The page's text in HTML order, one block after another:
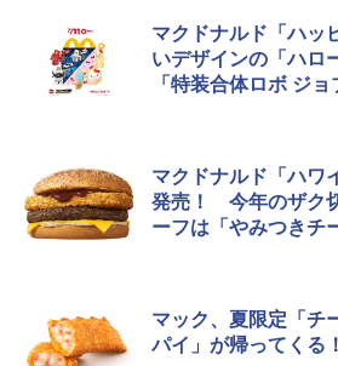
マクドナルド「ハッ
いデザインの「ハロ
「特装合体ロボ ジ
マクドナルド「ハワ
発売！ 今年のザク
ーフは「やみつきチ
マック、夏限定「チ
パイ」が帰ってく